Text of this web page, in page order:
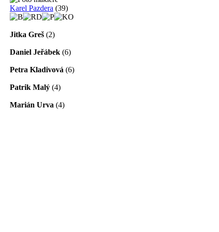
Karel Pazdera (39)
Jitka Greš (2)
Daniel Jeřábek (6)
Petra Kladivová (6)
Patrik Malý (4)
Marián Urva (4)